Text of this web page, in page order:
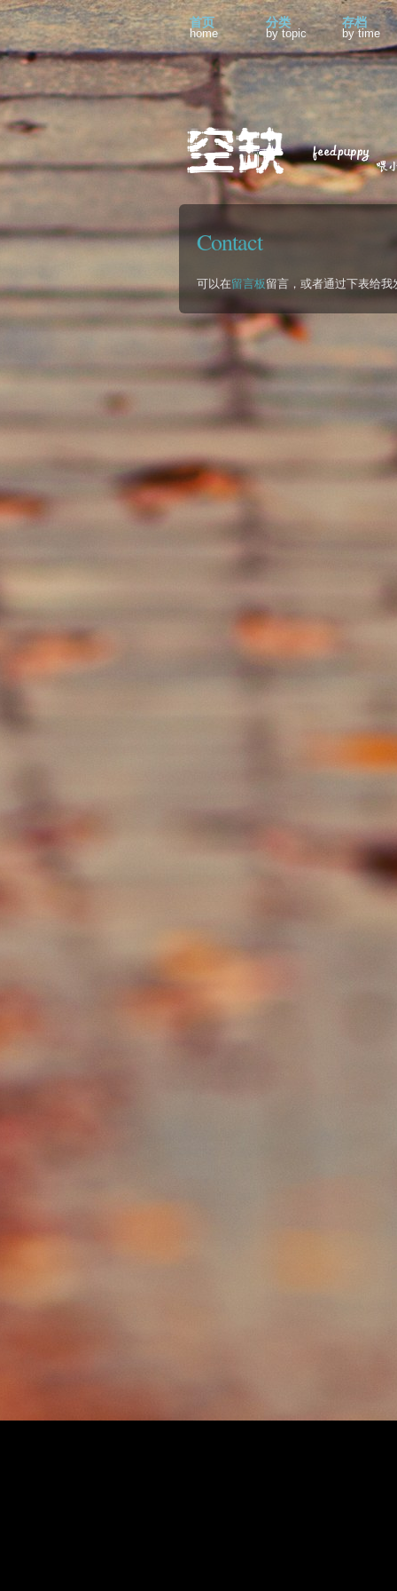
首页
home
分类
by topic
存档
by time
Contact
可以在留言板留言，或者通过下表给我